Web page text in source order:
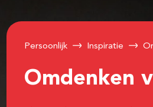
Persoonlijk Inspiratie
Omdenken